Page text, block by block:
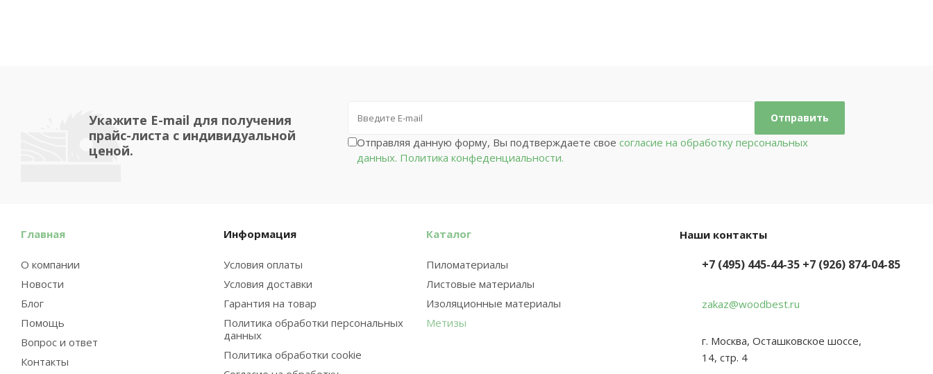
Укажите E-mail для получения
прайс-листа с индивидуальной
ценой.
Отправляя данную форму, Вы подтверждаете свое согласие на обработку персональных
данных. Политика конфеденциальности.
Главная
О компании
Новости
Блог
Помощь
Вопрос и ответ
Контакты
Информация
Условия оплаты
Условия доставки
Гарантия на товар
Политика обработки персональных
данных
Политика обработки cookie
Каталог
Пиломатериалы
Листовые материалы
Изоляционные материалы
Метизы
Наши контакты
+7 (495) 445-44-35 +7 (926) 874-04-85
zakaz@woodbest.ru
г. Москва, Осташковское шоссе,
14, стр. 4